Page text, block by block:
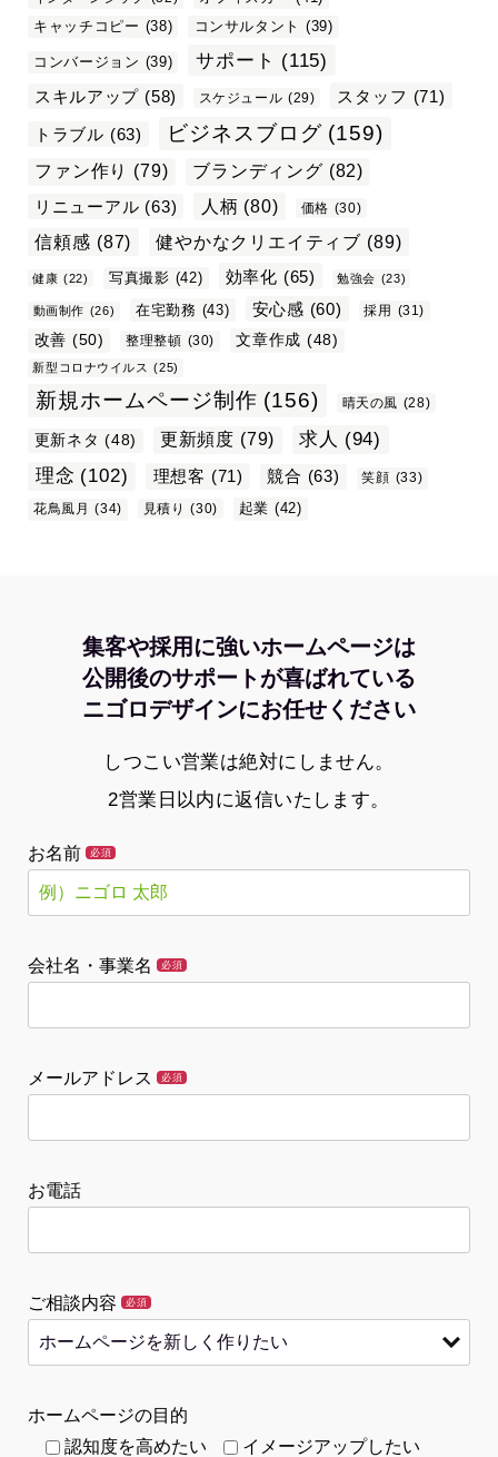
キャッチコピー (38) コンサルタント (39)
コンバージョン (39) サポート (115)
スキルアップ (58) スケジュール (29) スタッフ (71)
トラブル (63) ビジネスブログ (159)
ファン作り (79) ブランディング (82)
リニューアル (63) 人柄 (80) 価格 (30)
信頼感 (87) 健やかなクリエイティブ (89)
健康 (22) 写真撮影 (42) 効率化 (65) 勉強会 (23)
動画制作 (26) 在宅勤務 (43) 安心感 (60) 採用 (31)
改善 (50) 整理整頓 (30) 文章作成 (48)
新型コロナウイルス (25)
新規ホームページ制作 (156) 晴天の風 (28)
更新ネタ (48) 更新頻度 (79) 求人 (94)
理念 (102) 理想客 (71) 競合 (63) 笑顔 (33)
花鳥風月
(34) 見積り (30) 起業 (42)
集客や採用に強いホームページは
公開後のサポートが喜ばれている
ニゴロデザインにお任せください
しつこい営業は絶対にしません。
2営業日以内に返信いたします。
お名前 必須
会社名・事業名 必須
メールアドレス 必須
お電話
ご相談内容 必須
ホームページの目的
認知度を高めたい
イメージアップしたい